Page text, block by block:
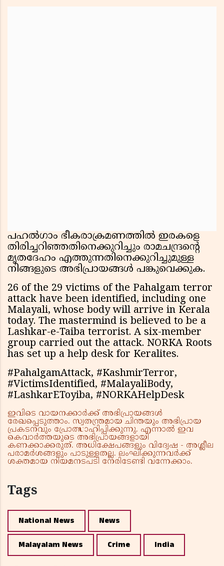
പഹൽഗാം ഭീകരാക്രമണത്തിൽ ഇരകളെ
തിരിച്ചറിഞ്ഞതിനെക്കുറിച്ചും രാമചന്ദ്രൻ്റെ
മൃതദേഹം എത്തുന്നതിനെക്കുറിച്ചുമുള്ള
നിങ്ങളുടെ അഭിപ്രായങ്ങൾ പങ്കുവെക്കുക.
26 of the 29 victims of the Pahalgam terror
attack have been identified, including one
Malayali, whose body will arrive in Kerala
today. The mastermind is believed to be a
Lashkar-e-Taiba terrorist. A six-member
group carried out the attack. NORKA Roots
has set up a help desk for Keralites.
#PahalgamAttack, #KashmirTerror,
#VictimsIdentified, #MalayaliBody,
#LashkarEToyiba, #NORKAHelpDesk
ഇവിടെ വായനക്കാർക്ക് അഭിപ്രായങ്ങൾ
രേഖപ്പെടുത്താം. സ്വതന്ത്രമായ ചിന്തയും അഭിപ്രായ
പ്രകടനവും പ്രോത്സാഹിപ്പിക്കുന്നു. എന്നാൽ ഇവ
കെവാർത്തയുടെ അഭിപ്രായങ്ങളായി
കണക്കാക്കരുത്. അധിക്ഷേപങ്ങളും വിദ്വേഷ - അശ്ലീല
പരാമർശങ്ങളും പാടുള്ളതല്ല. ലംഘിക്കുന്നവർക്ക്
ശക്തമായ നിയമനടപടി നേരിടേണ്ടി വന്നേക്കാം.
Tags
National News News
Malayalam News Crime India